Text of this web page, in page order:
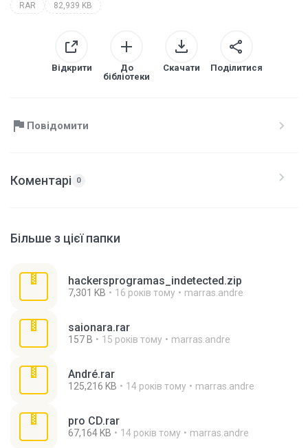
RAR 82,939 KB
Відкрити
До
бібліотеки
Скачати Поділитися
Повідомити
Коментарі 0
Більше з цієї папки
hackersprogramas_indetected.zip
7,301 KB 16 років тому marras.andre
saionara.rar
157 B 15 років тому marras.andre
André.rar
125,216 KB 14 років тому marras.andre
pro CD.rar
67,164 KB 14 років тому marras.andre